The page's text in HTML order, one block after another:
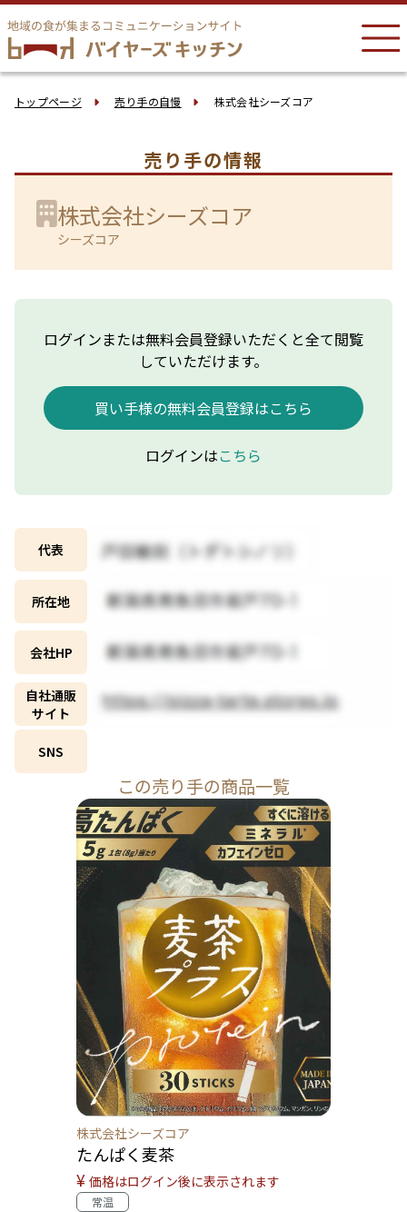
トップページ 売り手の自慢 株式会社シーズコア
売り手の情報
株式会社シーズコア
シーズコア
ログインまたは無料会員登録いただくと全て閲覧
していただけます。
買い手様の無料会員登録はこちら
ログインはこちら
代表
所在地
会社HP
自社通販
サイト
SNS
この売り手の商品一覧
株式会社シーズコア
たんぱく麦茶
¥ 価格はログイン後に表示されます
常温